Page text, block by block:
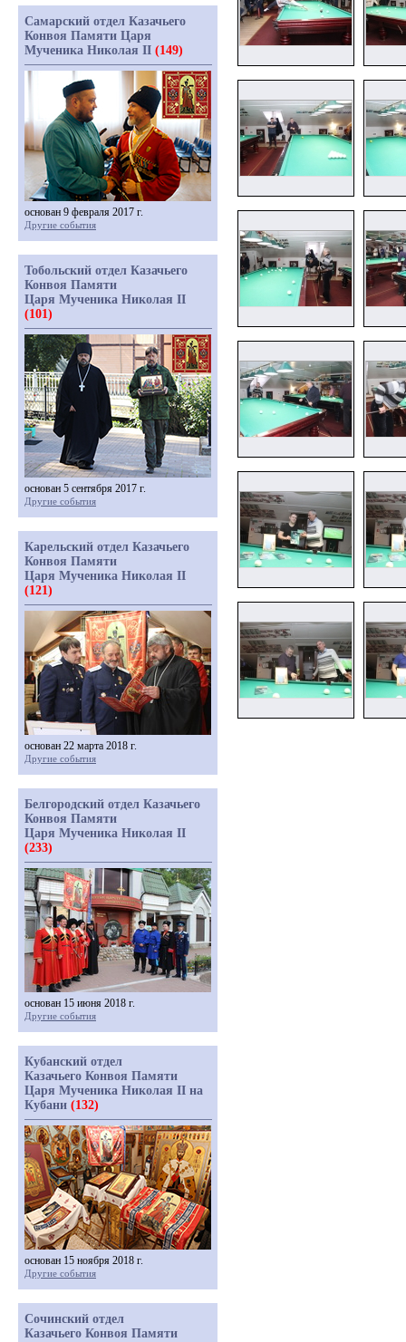
Самарский отдел Казачьего
Конвоя Памяти Царя
Мученика Николая II (149)
основан 9 февраля 2017 г.
Другие события
Тобольский отдел Казачьего
Конвоя Памяти
Царя Мученика Николая II
(101)
основан 5 сентября 2017 г.
Другие события
Карельский отдел Казачьего
Конвоя Памяти
Царя Мученика Николая II
(121)
основан 22 марта 2018 г.
Другие события
Белгородский отдел Казачьего
Конвоя Памяти
Царя Мученика Николая II
(233)
основан 15 июня 2018 г.
Другие события
Кубанский отдел
Казачьего Конвоя Памяти
Царя Мученика Николая II на
Кубани (132)
основан 15 ноября 2018 г.
Другие события
Сочинский отдел
Казачьего Конвоя Памяти